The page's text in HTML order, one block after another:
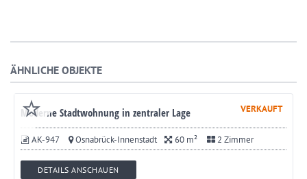
ÄHNLICHE OBJEKTE
VERKAUFT
Moderne Stadtwohnung in zentraler Lage
AK-947 Osnabrück-Innenstadt 60 m² 2 Zimmer
DETAILS ANSCHAUEN